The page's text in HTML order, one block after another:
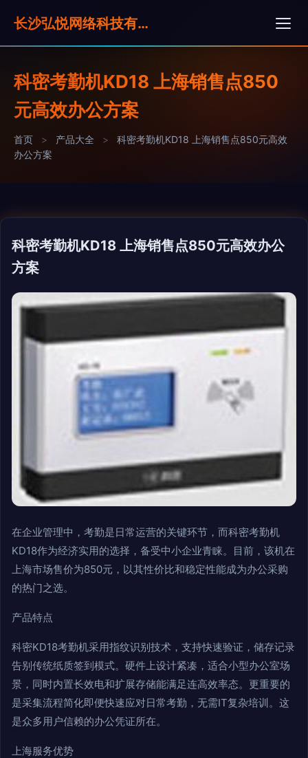
长沙弘悦网络科技有限公司
科密考勤机KD18 上海销售点850
元高效办公方案
首页 > 产品大全 >
科密考勤机KD18 上海销售点850元高效
办公方案
科密考勤机KD18 上海销售点850元高效办公
方案
在企业管理中，考勤是日常运营的关键环节，而科密考勤机
KD18作为经济实用的选择，备受中小企业青睐。目前，该机在
上海市场售价为850元，以其性价比和稳定性能成为办公采购
的热门之选。
产品特点
科密KD18考勤机采用指纹识别技术，支持快速验证，储存记录
告别传统纸质签到模式。硬件上设计紧凑，适合小型办公室场
景，同时内置长效电和扩展存储能满足连高效率态。更重要的
是采集流程简化即便快速应对日常考勤，无需IT复杂培训。这
是众多用户信赖的办公凭证所在。
上海服务优势